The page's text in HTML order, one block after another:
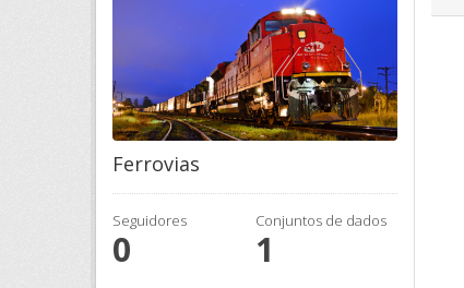
Ferrovias
Seguidores
0
Conjuntos de dados
1